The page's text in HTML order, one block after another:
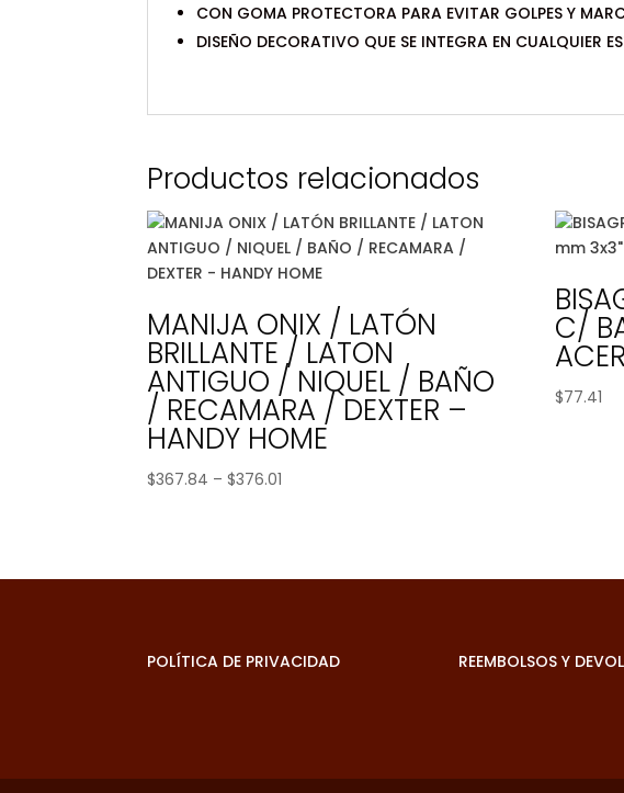
CON GOMA PROTECTORA PARA EVITAR GOLPES Y
DISEÑO DECORATIVO QUE SE INTEGRA EN CUALQUIER
Productos relacionados
MANIJA ONIX / LATÓN
BRILLANTE / LATON
ANTIGUO / NIQUEL / BAÑO
/ RECAMARA / DEXTER –
HANDY HOME
$367.84 – $376.01
$376.01
C/
$77.41
POLÍTICA DE PRIVACIDAD REEMBOLSOS Y